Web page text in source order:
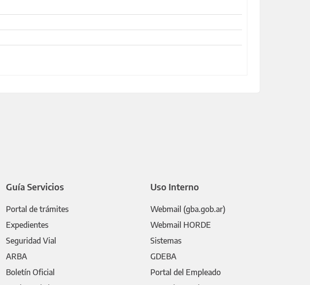
Guía Servicios
Portal de trámites
Expedientes
Seguridad Vial
ARBA
Boletín Oficial
Uso Interno
Webmail (gba.gob.ar)
Webmail HORDE
Sistemas
GDEBA
Portal del Empleado